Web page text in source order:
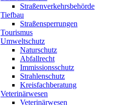
Straßenverkehrsbehörde
Tiefbau
Straßensperrungen
Tourismus
Umweltschutz
Naturschutz
Abfallrecht
Immissionsschutz
Strahlenschutz
Kreisfachberatung
Veterinärwesen
Veterinärwesen